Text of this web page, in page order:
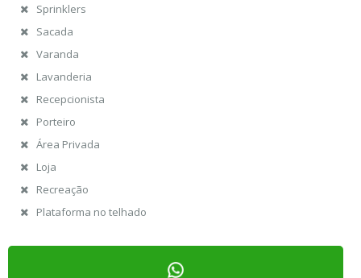
Sprinklers
Sacada
Varanda
Lavanderia
Recepcionista
Porteiro
Área Privada
Loja
Recreação
Plataforma no telhado